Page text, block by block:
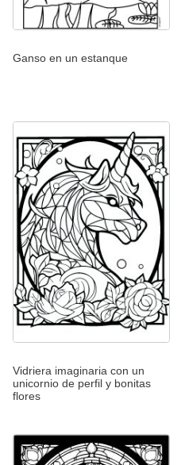
Ganso en un estanque
Vidriera imaginaria con un
unicornio de perfil y bonitas
flores